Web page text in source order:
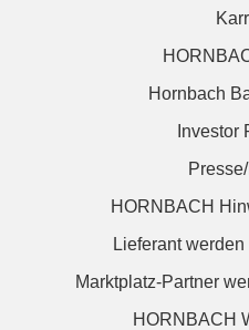
Hornbach
Investor
HORNBACH
Lieferant
Marktplatz-Partner
HORNBACH